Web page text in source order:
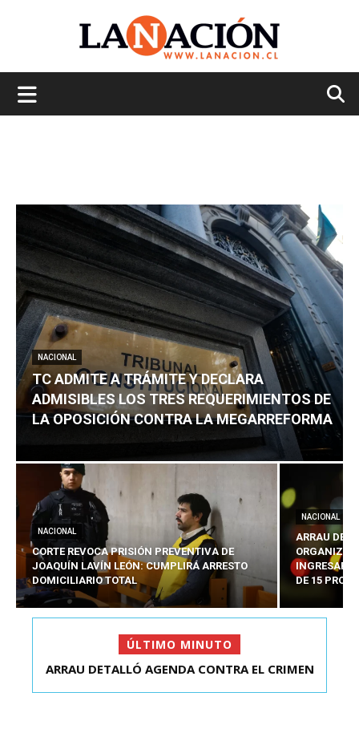
NACIONAL
TC ADMITE A TRÁMITE Y DECLARA
ADMISIBLES LOS TRES REQUERIMIENTOS DE
LA OPOSICIÓN CONTRA LA MEGARREFORMA
NACIONAL
CORTE REVOCA PRISIÓN PREVENTIVA DE
JOAQUÍN LAVÍN LEÓN: CUMPLIRÁ ARRESTO
DOMICILIARIO TOTAL
NACIONAL
ARRAU
INGRESARÁ
DE 15
ÚLTIMO MINUTO
TC ADMITE A TRÁMITE Y DECLARA ADMISIBLES
ARRAU DETALLÓ AGENDA CONTRA EL CRIMEN